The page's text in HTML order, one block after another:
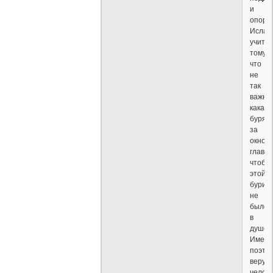
и
опору.
Ислам
учит
тому,
что
не
так
важно,
какая
буря
за
окном,
чтобы
этой
бури
не
было
в
душе.